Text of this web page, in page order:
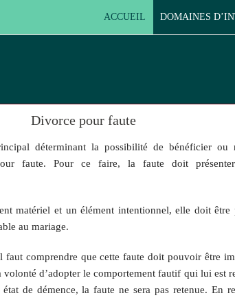
ACCUEIL DOMAINES
Divorce pour faute
déterminant la possibilité de bénéficier ou
faute. Pour ce faire, la faute doit présenter
matériel et un élément intentionnel, elle doit être
au mariage.
faut comprendre que cette faute doit pouvoir être
d’adopter le comportement fautif qui lui est
de démence, la faute ne sera pas retenue. En